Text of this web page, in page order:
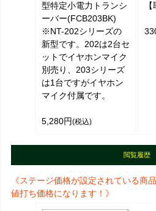
型特定小電力トランシ
ーバー(FCB203BK)
※NT-202シリーズの
新型です。202は2台セ
ットでイヤホンマイク
別売り、203シリーズ
は1台ですがイヤホン
マイク付属です。
5,280円(税込)
閲覧履歴
《ステージ価格が設定されている商
値打ち価格になります！》